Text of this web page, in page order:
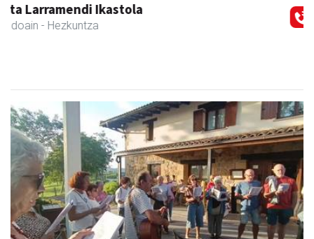
Aranburu aholkularitza
Andoain - Aholkularitza